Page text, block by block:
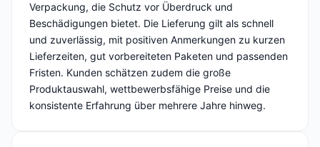
Verpackung, die Schutz vor Überdruck und
Beschädigungen bietet. Die Lieferung gilt als schnell
und zuverlässig, mit positiven Anmerkungen zu kurzen
Lieferzeiten, gut vorbereiteten Paketen und passenden
Fristen. Kunden schätzen zudem die große
Produktauswahl, wettbewerbsfähige Preise und die
konsistente Erfahrung über mehrere Jahre hinweg.